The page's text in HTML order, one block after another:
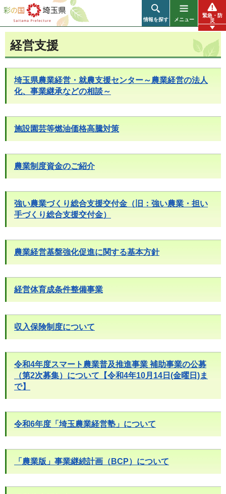
彩の国 埼玉県
情報を探す メニュー
緊急・防
災
経営支援
埼玉県農業経営・就農支援センター～農業経営の法人
化、事業継承などの相談～
施設園芸等燃油価格高騰対策
農業制度資金のご紹介
強い農業づくり総合支援交付金（旧：強い農業・担い
手づくり総合支援交付金）
農業経営基盤強化促進に関する基本方針
経営体育成条件整備事業
収入保険制度について
令和4年度スマート農業普及推進事業 補助事業の公募
（第2次募集）について【令和4年10月14日(金曜日)ま
で】
令和6年度「埼玉農業経営塾」について
「農業版」事業継続計画（BCP）について